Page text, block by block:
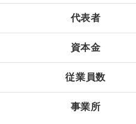
代表者
資本金
従業員数
事業所